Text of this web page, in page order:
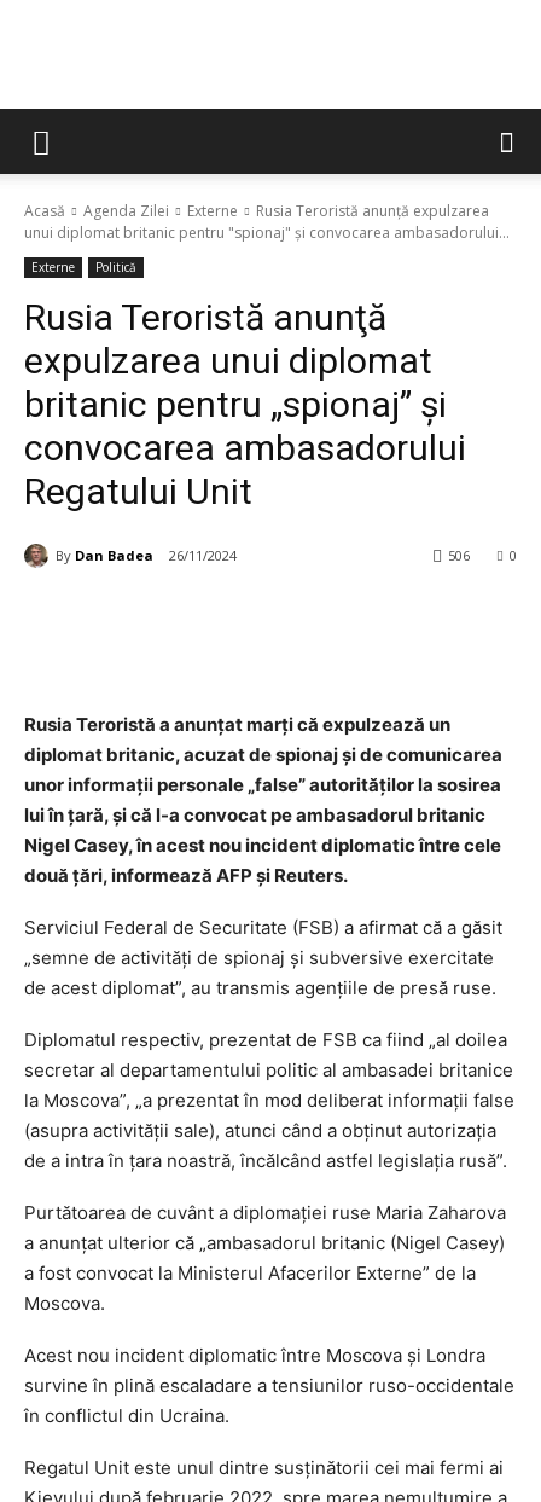
Acasă Agenda Zilei Externe
Rusia Teroristă anunţă expulzarea
unui diplomat britanic pentru "spionaj" şi convocarea ambasadorului...
Externe Politică
Rusia Teroristă anunţă
expulzarea unui diplomat
britanic pentru „spionaj” şi
convocarea ambasadorului
Regatului Unit
By Dan Badea 26/11/2024 0
506
Rusia Teroristă a anunţat marţi că expulzează un
diplomat britanic, acuzat de spionaj şi de comunicarea
unor informaţii personale „false” autorităţilor la sosirea
lui în ţară, şi că l-a convocat pe ambasadorul britanic
Nigel Casey, în acest nou incident diplomatic între cele
două ţări, informează AFP şi Reuters.
Serviciul Federal de Securitate (FSB) a afirmat că a găsit
„semne de activităţi de spionaj şi subversive exercitate
de acest diplomat”, au transmis agenţiile de presă ruse.
Diplomatul respectiv, prezentat de FSB ca fiind „al doilea
secretar al departamentului politic al ambasadei britanice
la Moscova”, „a prezentat în mod deliberat informaţii false
(asupra activităţii sale), atunci când a obţinut autorizaţia
de a intra în ţara noastră, încălcând astfel legislaţia rusă”.
Purtătoarea de cuvânt a diplomaţiei ruse Maria Zaharova
a anunţat ulterior că „ambasadorul britanic (Nigel Casey)
a fost convocat la Ministerul Afacerilor Externe” de la
Moscova.
Acest nou incident diplomatic între Moscova şi Londra
survine în plină escaladare a tensiunilor ruso-occidentale
în conflictul din Ucraina.
Regatul Unit este unul dintre susţinătorii cei mai fermi ai